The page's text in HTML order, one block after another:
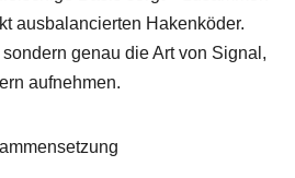
ausbalancierten Hakenköder.
genau die Art von Signal,
aufnehmen.